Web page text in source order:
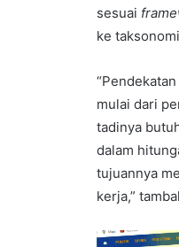
sesuai
ke
mulai dari
tadinya
dalam
tujuannya
kerja,”